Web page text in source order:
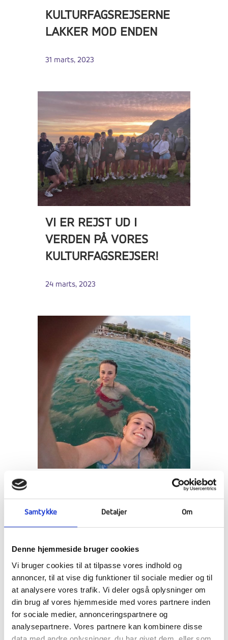
Samtykke Detaljer Om
Denne hjemmeside bruger cookies
Vi bruger cookies til at tilpasse vores indhold og
annoncer, til at vise dig funktioner til sociale medier og til
at analysere vores trafik. Vi deler også oplysninger om
din brug af vores hjemmeside med vores partnere inden
for sociale medier, annonceringspartnere og
analysepartnere. Vores partnere kan kombinere disse
KULTURFAGSREJSERNE
LAKKER MOD ENDEN
31 marts, 2023
VI ER REJST UD I
VERDEN PÅ VORES
KULTURFAGSREJSER!
24 marts, 2023
PVA KONKURRENCE,
BULLET JOURNAL,
VENNEWEEKEND &
KERAMIK
16 marts, 2023